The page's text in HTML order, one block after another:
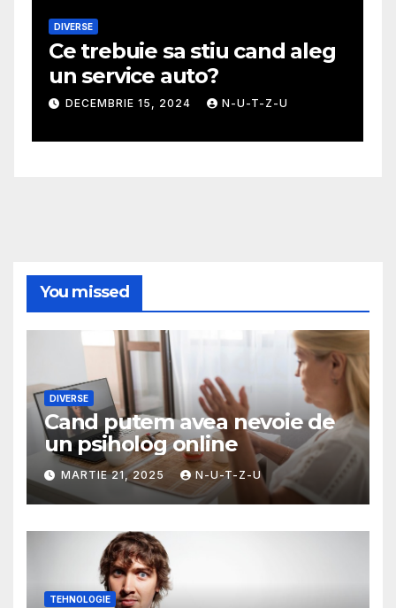
DIVERSE
Ce trebuie sa stiu cand aleg
un service auto?
DECEMBRIE 15, 2024 N-U-T-Z-U
You missed
DIVERSE
Cand putem avea nevoie de
un psiholog online
MARTIE 21, 2025 N-U-T-Z-U
TEHNOLOGIE